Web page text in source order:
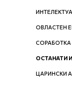
ОВЛАСТЕН
СОРАБОТКА
ОСТАНАТИ
ЦАРИНСКИ